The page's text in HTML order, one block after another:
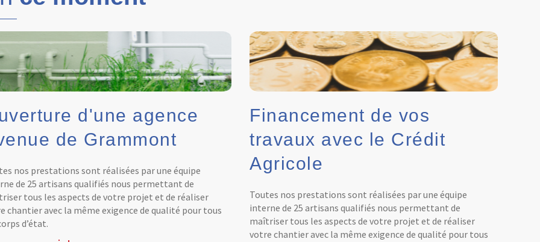
d'une agence
de Grammont
nos prestations sont réalisées par une équipe
de 25 artisans qualifiés nous permettant de
tous les aspects de votre projet et de réaliser
chantier avec la même exigence de qualité pour tous
d’état.
Financement de vos
travaux avec le Crédit
Agricole
Toutes nos prestations sont réalisées par une équipe
interne de 25 artisans qualifiés nous permettant de
maîtriser tous les aspects de votre projet et de réaliser
votre chantier avec la même exigence de qualité pour tous